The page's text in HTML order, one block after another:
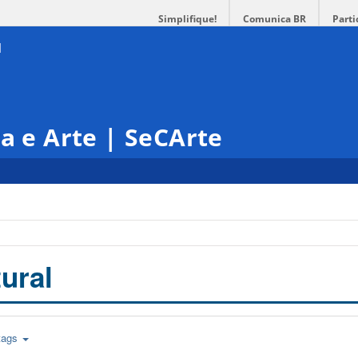
Simplifique! Comunica BR
e Arte | SeCArte